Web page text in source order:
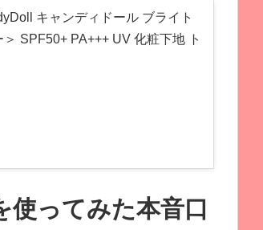
キャンディドール ブライト
SPF50+ PA+++ UV 化粧下地 ト
ってみた本音口